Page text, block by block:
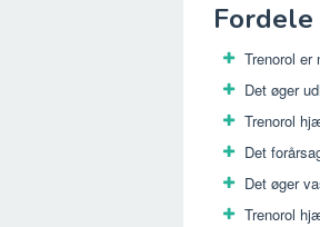
Fordele
Trenorol
Det øger
Trenorol
Det
Det øger
Trenorol